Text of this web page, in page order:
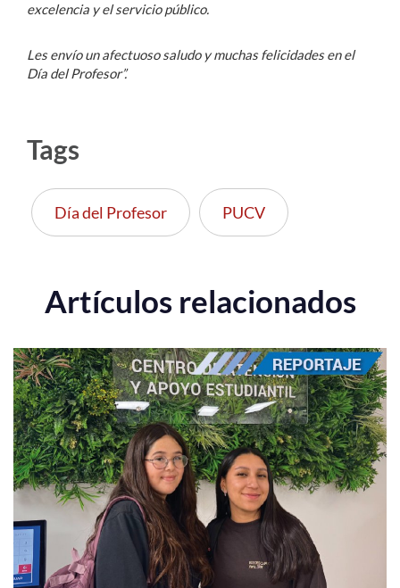
excelencia y el servicio público.
Les envío un afectuoso saludo y muchas felicidades en el
Día del Profesor”.
Tags
Día del Profesor PUCV
Artículos relacionados